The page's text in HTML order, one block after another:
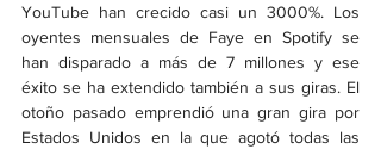
YouTube han crecido casi un 3000%. Los
oyentes mensuales de Faye en Spotify se
han disparado a más de 7 millones y ese
éxito se ha extendido también a sus giras. El
otoño pasado emprendió una gran gira por
Estados Unidos en la que agotó todas las